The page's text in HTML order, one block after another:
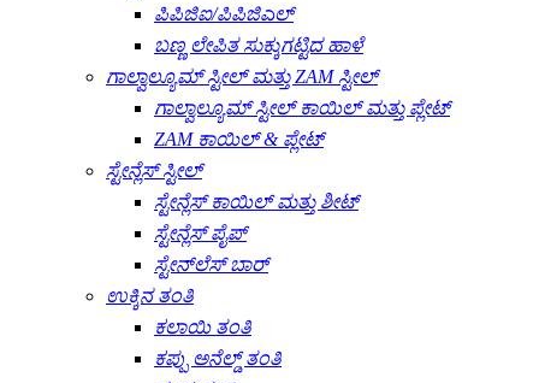
ಪಿಪಿಜಿಐ/ಪಿಪಿಜಿಎಲ್
ಬಣ್ಣ ಲೇಪಿತ ಸುಕ್ಕುಗಟ್ಟಿದ ಹಾಳೆ
ಗಾಲ್ವಾಲ್ಯೂಮ್ ಸ್ಟೀಲ್ ಮತ್ತು ZAM ಸ್ಟೀಲ್
ಗಾಲ್ವಾಲ್ಯೂಮ್ ಸ್ಟೀಲ್ ಕಾಯಿಲ್ ಮತ್ತು ಪ್ಲೇಟ್
ZAM ಕಾಯಿಲ್ & ಪ್ಲೇಟ್
ಸ್ಟೇನ್ಲೆಸ್ ಸ್ಟೀಲ್
ಸ್ಟೇನ್ಲೆಸ್ ಕಾಯಿಲ್ ಮತ್ತು ಶೀಟ್
ಸ್ಟೇನ್ಲೆಸ್ ಪೈಪ್
ಸ್ಟೇನ್‌ಲೆಸ್ ಬಾರ್
ಉಕ್ಕಿನ ತಂತಿ
ಕಲಾಯಿ ತಂತಿ
ಕಪ್ಪು ಅನೆಲ್ಡ್ ತಂತಿ